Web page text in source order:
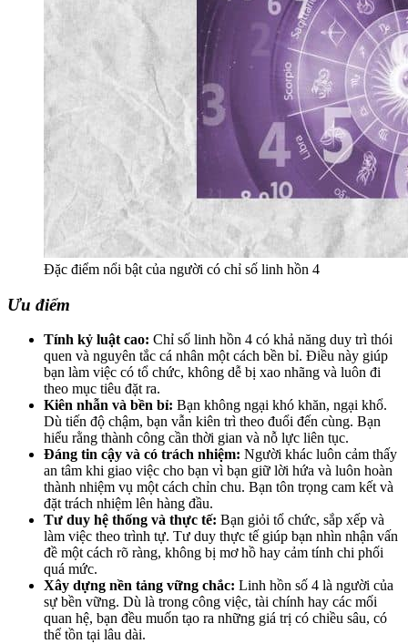
Đặc điểm nổi bật của người có chỉ số linh hồn 4
Ưu điểm
Tính kỷ luật cao: Chỉ số linh hồn 4 có khả năng duy trì thói
quen và nguyên tắc cá nhân một cách bền bỉ. Điều này giúp
bạn làm việc có tổ chức, không dễ bị xao nhãng và luôn đi
theo mục tiêu đặt ra.
Kiên nhẫn và bền bỉ: Bạn không ngại khó khăn, ngại khổ.
Dù tiến độ chậm, bạn vẫn kiên trì theo đuổi đến cùng. Bạn
hiểu rằng thành công cần thời gian và nỗ lực liên tục.
Đáng tin cậy và có trách nhiệm: Người khác luôn cảm thấy
an tâm khi giao việc cho bạn vì bạn giữ lời hứa và luôn hoàn
thành nhiệm vụ một cách chỉn chu. Bạn tôn trọng cam kết và
đặt trách nhiệm lên hàng đầu.
Tư duy hệ thống và thực tế: Bạn giỏi tổ chức, sắp xếp và
làm việc theo trình tự. Tư duy thực tế giúp bạn nhìn nhận vấn
đề một cách rõ ràng, không bị mơ hồ hay cảm tính chi phối
quá mức.
Xây dựng nền tảng vững chắc: Linh hồn số 4 là người của
sự bền vững. Dù là trong công việc, tài chính hay các mối
quan hệ, bạn đều muốn tạo ra những giá trị có chiều sâu, có
thể tồn tại lâu dài.